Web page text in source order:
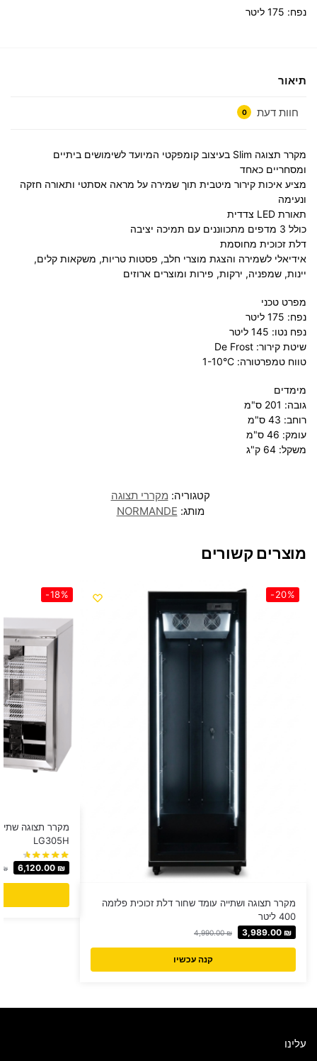
נפח: 175 ליטר
תיאור
חוות דעת 0
מקרר תצוגה Slim בעיצוב קומפקטי המיועד לשימושים ביתיים
ומסחריים כאחד
מציע איכות קירור מיטבית תוך שמירה על מראה אסתטי ותאורה חזקה
ונעימה
תאורת LED צדדית
כולל 3 מדפים מתכווננים עם תמיכה יציבה
דלת זכוכית מחוסמת
אידיאלי לשמירה והצגת מוצרי חלב, פסטות טריות, משקאות קלים,
יינות, שמפניה, ירקות, פירות ומוצרים ארוזים
מפרט טכני
נפח: 175 ליטר
נפח נטו: 145 ליטר
שיטת קירור: De Frost
טווח טמפרטורה: 1-10°C
מימדים
גובה: 201 ס"מ
רוחב: 43 ס"מ
עומק: 46 ס"מ
משקל: 64 ק"ג
קטגוריה: מקררי תצוגה
מותג: NORMANDE
מוצרים קשורים
-20%
מקרר תצוגה ושתייה עומד שחור דלת זכוכית פלזמה
400 ליטר
4,990.00₪ 3,989.00 ₪
קנה עכשיו
-18%
מקרר תצוגה שתי
LG305H
₪ 6,120.00 ₪
עלינו